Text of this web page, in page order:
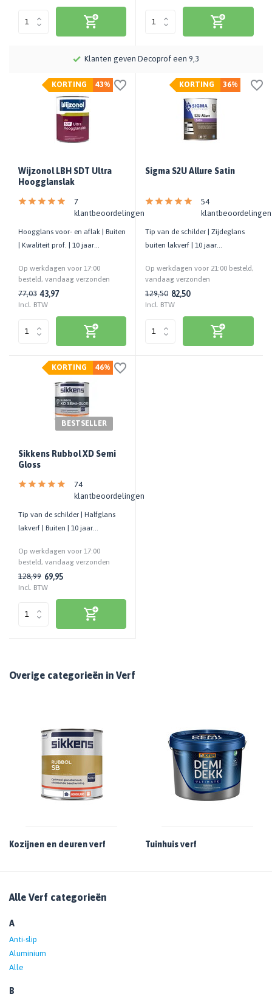
Klanten geven Decoprof een 9,3
43%
KORTING
Wijzonol LBH SDT Ultra
Hoogglanslak
7
klantbeoordelingen
Hoogglans voor- en aflak | Buiten
| Kwaliteit prof. | 10 jaar
Op werkdagen voor 17:00
besteld, vandaag verzonden
77,03 43,97
Incl. BTW
36%
KORTING
Sigma S2U Allure Satin
54
klantbeoordelingen
Tip van de schilder | Zijdeglans
buiten lakverf | 10 jaar
Op werkdagen voor 21:00 besteld,
vandaag verzonden
129,50 82,50
Incl. BTW
BESTSELLER
46%
KORTING
Sikkens Rubbol XD Semi
Gloss
74
klantbeoordelingen
Tip van de schilder | Halfglans
lakverf | Buiten | 10 jaar
Op werkdagen voor 17:00
besteld, vandaag verzonden
128,99 69,95
Incl. BTW
Overige categorieën in Verf
Kozijnen en deuren verf Tuinhuis verf
Alle Verf categorieën
A
Anti-slip
Aluminium
Alle
B